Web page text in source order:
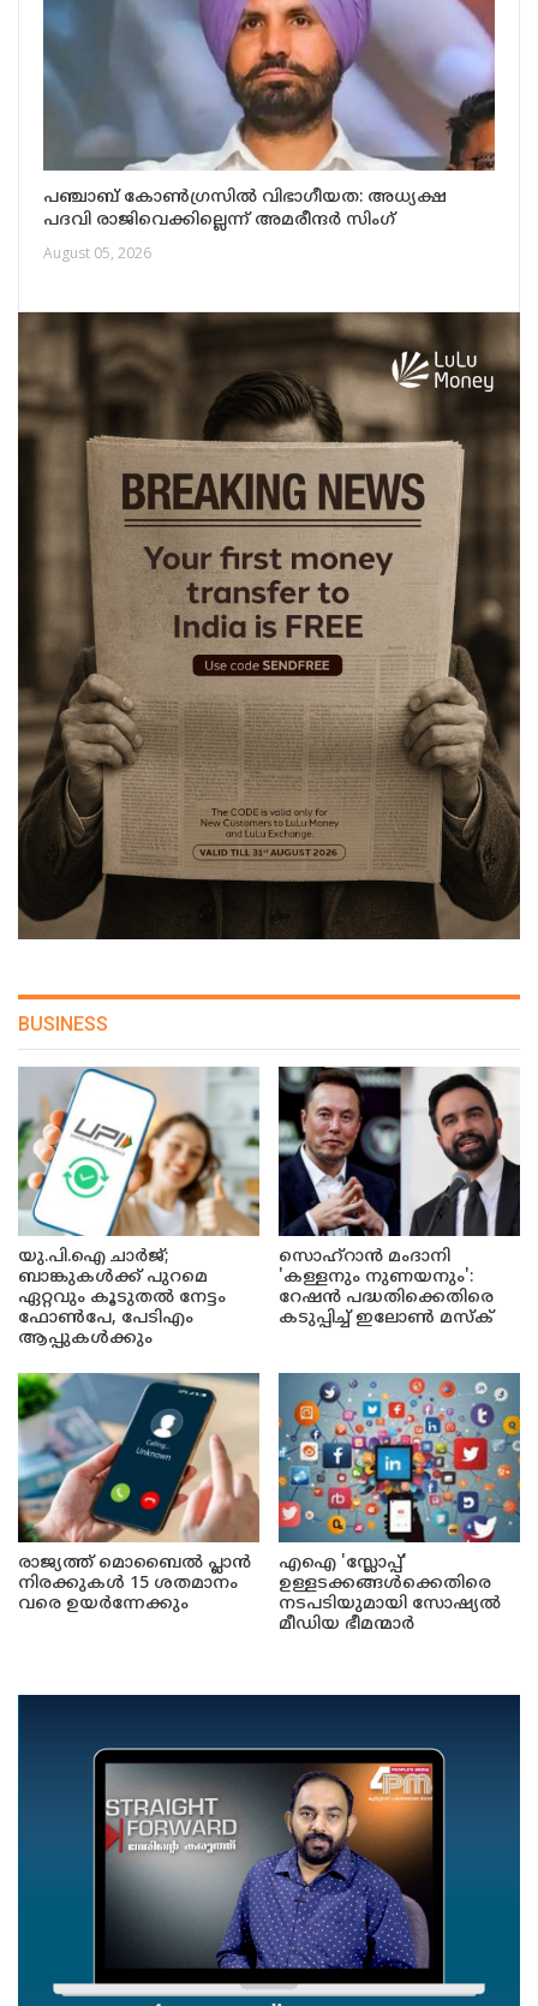
പഞ്ചാബ് കോൺഗ്രസിൽ വിഭാഗീയത: അധ്യക്ഷ
പദവി രാജിവെക്കില്ലെന്ന് അമരീന്ദർ സിംഗ്
August 05, 2026
BUSINESS
യു.പി.ഐ ചാർജ്;
ബാങ്കുകൾക്ക് പുറമെ
ഏറ്റവും കൂടുതൽ നേട്ടം
ഫോൺപേ, പേടിഎം
ആപ്പുകൾക്കും
സൊഹ്റാൻ മംദാനി
'കള്ളനും നുണയനും':
റേഷൻ പദ്ധതിക്കെതിരെ
കടുപ്പിച്ച് ഇലോൺ മസ്ക്
രാജ്യത്ത് മൊബൈൽ പ്ലാൻ
നിരക്കുകൾ 15 ശതമാനം
വരെ ഉയർന്നേക്കും
എഐ 'സ്ലോപ്പ്'
ഉള്ളടക്കങ്ങൾക്കെതിരെ
നടപടിയുമായി സോഷ്യൽ
മീഡിയ ഭീമന്മാർ